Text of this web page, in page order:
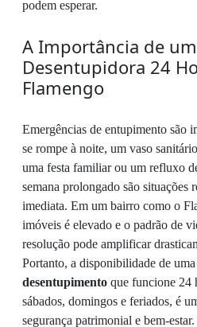
podem esperar.
A Importância de
Desentupidora 24
Flamengo
Emergências de entupimento são
se rompe à noite, um vaso
uma festa familiar ou um refluxo
semana prolongado são situações
imediata. Em um bairro como o
imóveis é elevado e o padrão de
resolução pode amplificar
Portanto, a disponibilidade de uma
desentupimento que funcione 24
sábados, domingos e feriados, é
segurança patrimonial e bem-